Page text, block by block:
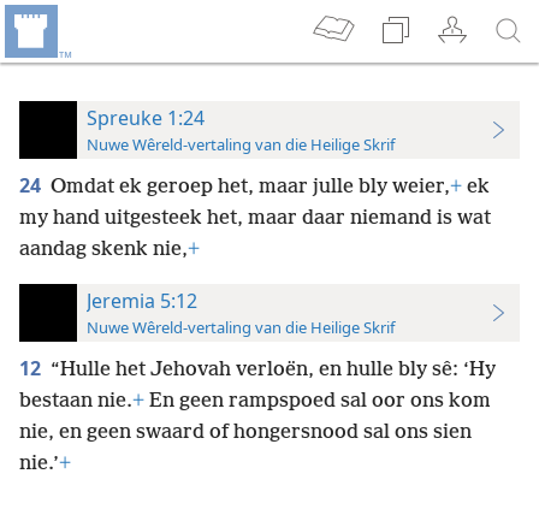
Spreuke 1:24
Nuwe Wêreld-vertaling van die Heilige Skrif
24 Omdat ek geroep het, maar julle bly weier,+ ek
my hand uitgesteek het, maar daar niemand is wat
aandag skenk nie,+
Jeremia 5:12
Nuwe Wêreld-vertaling van die Heilige Skrif
12 “Hulle het Jehovah verloën, en hulle bly sê: ‘Hy
bestaan nie.+ En geen rampspoed sal oor ons kom
nie, en geen swaard of hongersnood sal ons sien
nie.’+